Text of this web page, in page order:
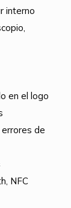
interno
en el logo
de
NFC